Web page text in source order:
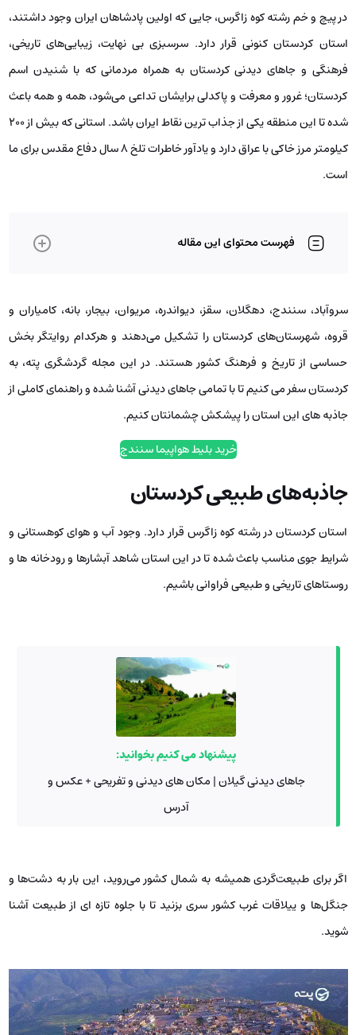
در پیچ و خم رشته کوه زاگرس، جایی که اولین پادشاهان ایران وجود داشتند،
استان کردستان کنونی قرار دارد. سرسبزی بی نهایت، زیبایی‌های تاریخی،
فرهنگی و جاهای دیدنی کردستان به همراه مردمانی که با شنیدن اسم
کردستان؛ غرور و معرفت و پاکدلی برایشان تداعی می‌شود، همه و همه باعث
شده تا این منطقه یکی از جذاب ترین نقاط ایران باشد. استانی که بیش از ۲۰۰
کیلومتر مرز خاکی با عراق دارد و یادآور خاطرات تلخ ۸ سال دفاع مقدس برای ما
است.
فهرست محتوای این مقاله
سروآباد، سنندج، دهگلان، سقز، دیواندره، مریوان، بیجار، بانه، کامیاران و
قروه، شهرستان‌های کردستان را تشکیل می‌دهند و هرکدام روایتگر بخش
حساسی از تاریخ و فرهنگ کشور هستند. در این مجله گردشگری پته، به
کردستان سفر می کنیم تا با تمامی جاهای دیدنی آشنا شده و راهنمای کاملی از
جاذبه های این استان را پیشکش چشمانتان کنیم.
خرید بلیط هواپیما سنندج
جاذبه‌های طبیعی کردستان
استان کردستان در رشته کوه زاگرس قرار دارد. وجود آب و هوای کوهستانی و
شرایط جوی مناسب باعث شده تا در این استان شاهد آبشارها و رودخانه ها و
روستاهای تاریخی و طبیعی فراوانی باشیم.
پیشنهاد می کنیم بخوانید:
جاهای دیدنی گیلان | مکان های دیدنی و تفریحی + عکس و
آدرس
اگر برای طبیعت‌گردی همیشه به شمال کشور می‌روید، این بار به دشت‌ها و
جنگل‌ها و ییلاقات غرب کشور سری بزنید تا با جلوه تازه ای از طبیعت آشنا
شوید.